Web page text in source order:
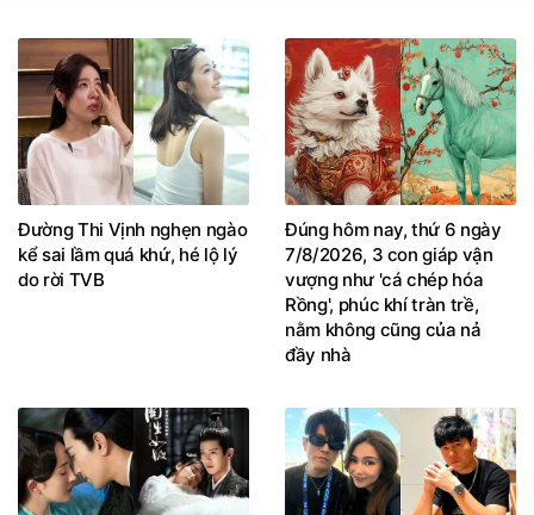
Đường Thi Vịnh nghẹn ngào
kể sai lầm quá khứ, hé lộ lý
do rời TVB
Đúng hôm nay, thứ 6 ngày
7/8/2026, 3 con giáp vận
vượng như 'cá chép hóa
Rồng', phúc khí tràn trề,
nằm không cũng của nả
đầy nhà